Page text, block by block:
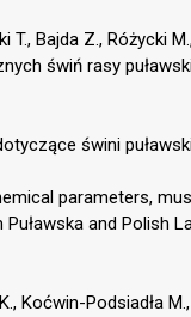
T., Bajda Z., Różycki
świń rasy
świni
parameters,
and Polish
Koćwin-Podsiadła